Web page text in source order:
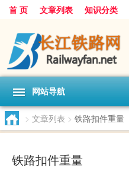
首 页 文章列表 知识分类
网站导航
> 文章列表 > 铁路扣件重量
铁路扣件重量